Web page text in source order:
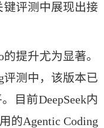
评测中展现出接
提升尤为显著。
评测中，该版本已
目前DeepSeek内
的Agentic Coding